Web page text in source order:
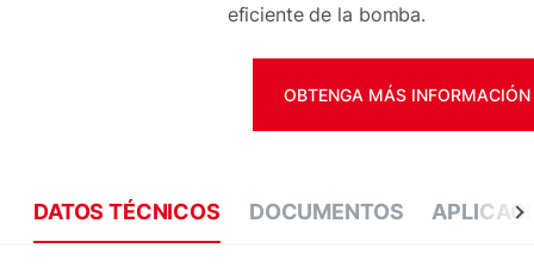
eficiente de la bomba.
OBTENGA MÁS INFORMACIÓN
DATOS TÉCNICOS DOCUMENTOS